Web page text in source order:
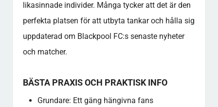
likasinnade individer. Många tycker att det är den
perfekta platsen för att utbyta tankar och hålla sig
uppdaterad om Blackpool FC:s senaste nyheter
och matcher.
BÄSTA PRAXIS OCH PRAKTISK INFO
Grundare: Ett gäng hängivna fans